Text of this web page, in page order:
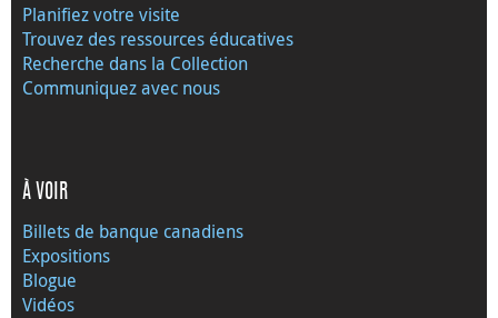
Planifiez votre visite
Trouvez des ressources éducatives
Recherche dans la Collection
Communiquez avec nous
À VOIR
Billets de banque canadiens
Expositions
Blogue
Vidéos